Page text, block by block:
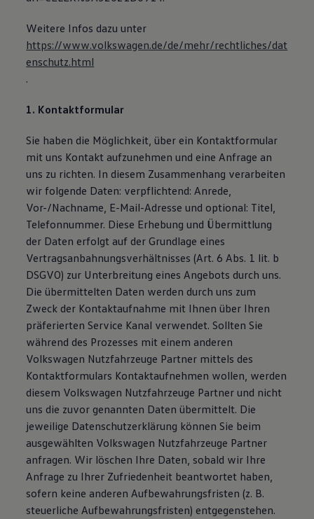
Weitere Infos dazu unter
https://www.volkswagen.de/de/mehr/rechtliches/dat
enschutz.html
.
1. Kontaktformular
Sie haben die Möglichkeit, über ein Kontaktformular
mit uns Kontakt aufzunehmen und eine Anfrage an
uns zu richten. In diesem Zusammenhang verarbeiten
wir folgende Daten: verpflichtend: Anrede,
Vor-/Nachname, E-Mail-Adresse und optional: Titel,
Telefonnummer. Diese Erhebung und Übermittlung
der Daten erfolgt auf der Grundlage eines
Vertragsanbahnungsverhältnisses (Art. 6 Abs. 1 lit. b
DSGVO) zur Unterbreitung eines Angebots durch uns.
Die übermittelten Daten werden durch uns zum
Zweck der Kontaktaufnahme mit Ihnen über Ihren
präferierten Service Kanal verwendet. Sollten Sie
während des Prozesses mit einem anderen
Volkswagen Nutzfahrzeuge Partner mittels des
Kontaktformulars Kontaktaufnehmen wollen, werden
diesem Volkswagen Nutzfahrzeuge Partner und nicht
uns die zuvor genannten Daten übermittelt. Die
jeweilige Datenschutzerklärung können Sie beim
ausgewählten Volkswagen Nutzfahrzeuge Partner
anfragen. Wir löschen Ihre Daten, sobald wir Ihre
Anfrage zu Ihrer Zufriedenheit beantwortet haben,
sofern keine anderen Aufbewahrungsfristen (z. B.
steuerliche Aufbewahrungsfristen) entgegenstehen.